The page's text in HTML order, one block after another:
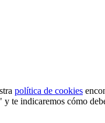
política de cookies
te indicaremos cómo